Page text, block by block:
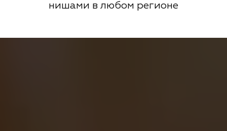
нишами в любом регионе